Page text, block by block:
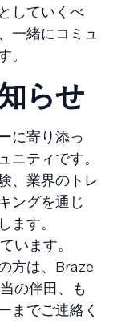
していくべ
一緒にコミュ
。
らせ
に寄り添っ
ニティです。
、業界のトレ
ングを通じ
ます。
います。
方は、Braze
の伴田、も
までご連絡く